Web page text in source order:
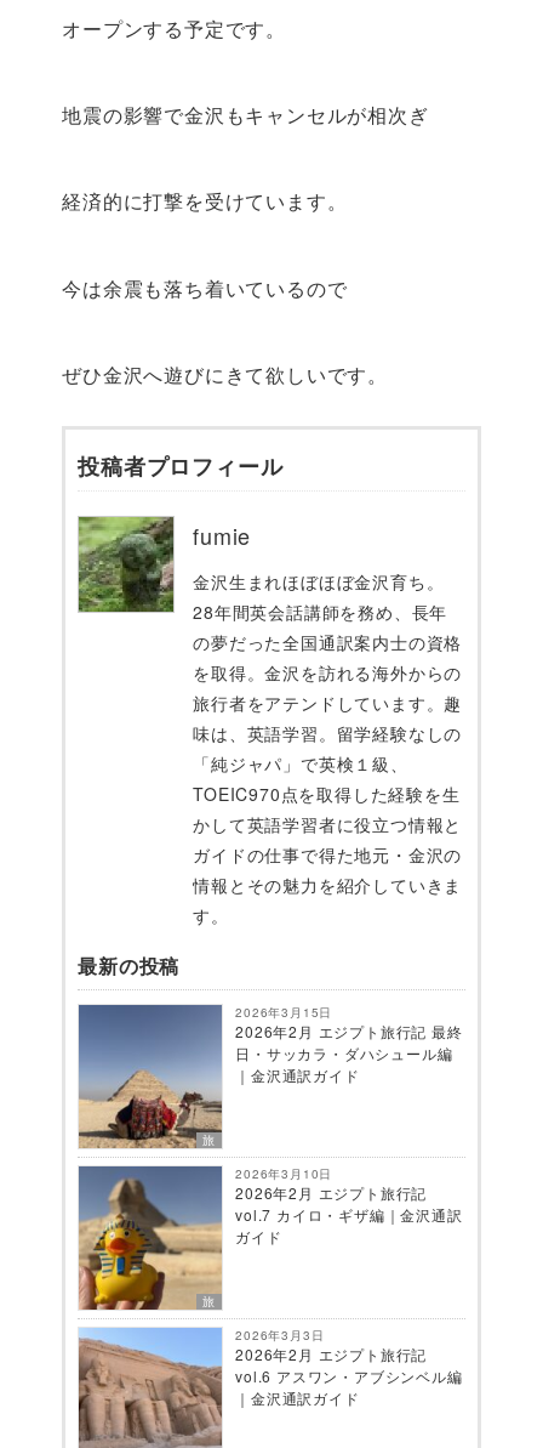
オープンする予定です。
地震の影響で金沢もキャンセルが相次ぎ
経済的に打撃を受けています。
今は余震も落ち着いているので
ぜひ金沢へ遊びにきて欲しいです。
投稿者プロフィール
fumie
金沢生まれほぼほぼ金沢育ち。
28年間英会話講師を務め、長年
の夢だった全国通訳案内士の資格
を取得。金沢を訪れる海外からの
旅行者をアテンドしています。趣
味は、英語学習。留学経験なしの
「純ジャパ」で英検１級、
TOEIC970点を取得した経験を生
かして英語学習者に役立つ情報と
ガイドの仕事で得た地元・金沢の
情報とその魅力を紹介していきま
す。
最新の投稿
旅
2026年3月15日
2026年2月 エジプト旅行記 最終
日・サッカラ・ダハシュール編
｜金沢通訳ガイド
旅
2026年3月10日
2026年2月 エジプト旅行記
vol.7 カイロ・ギザ編｜金沢通訳
ガイド
2026年3月3日
2026年2月 エジプト旅行記
vol.6 アスワン・アブシンベル編
｜金沢通訳ガイド